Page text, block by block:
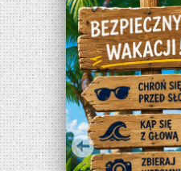
Podstawy